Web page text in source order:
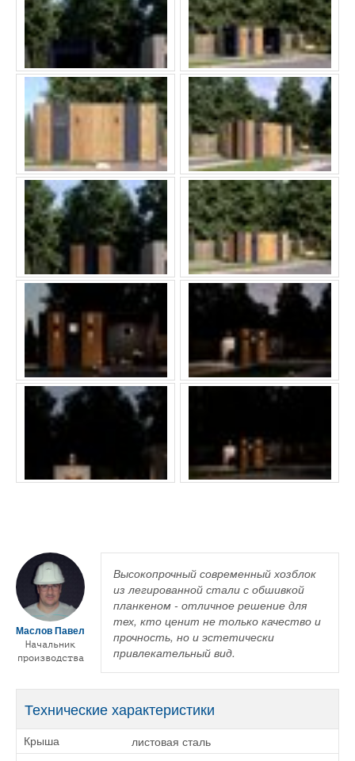
Маслов Павел
Начальник
производства
Высокопрочный современный хозблок
из легированной стали с обшивкой
планкеном - отличное решение для
тех, кто ценит не только качество и
прочность, но и эстетически
привлекательный вид.
Технические характеристики
Крыша листовая сталь